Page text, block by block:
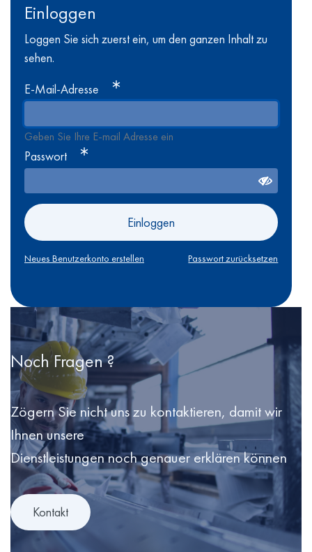
Einloggen
Loggen Sie sich zuerst ein, um den ganzen Inhalt zu
sehen.
E-Mail-Adresse
Geben Sie Ihre E-mail Adresse ein
Passwort
Einloggen
Neues Benutzerkonto erstellen Passwort zurücksetzen
Noch Fragen ?
Zögern Sie nicht uns zu kontaktieren, damit wir
Ihnen unsere
Dienstleistungen noch genauer erklären können
Kontakt